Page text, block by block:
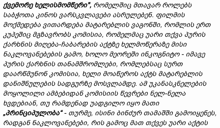
ქვემორე ხელისმომწერი", რომელშიც მთავარ როლებს
საბჭოთა კინოს ვარსკვლავები ასრულებენ. ფილმის
მოქმედება ვითარდება მატარებლის ვაგონში, რომლის ერთ
კუპეშიც მგზავრობს კომისია, რომელმაც უარი თქვა პურის
ქარხნის მიღება-ჩაბარების აქტზე ხელმოწერაზე მისი
ნაკლოვანებების გამო, ხოლო მეორეში ინკოგნიტო- იმავე
პურის ქარხნის თანამშრომლები, რომლებსაც სურთ
დაარწმუნონ კომისია, ხელი მოაწეროს აქტს მატარებლის
დანიშნულების სადგურზე მოსვლამდე. ამ უკანასკნელების
მოყოლილი ამბებიდან კომისიის წევრები ნელ-ნელა
ხვდებიან, თუ რამდენად უადგილო იყო მათი
„პრინციპულობა“- თურმე, ისინი ბინძურ თამაშში გამოიყენეს,
რადგან ნაკლოვანებები, რის გამოც მათ თქვეს უარი აქტის